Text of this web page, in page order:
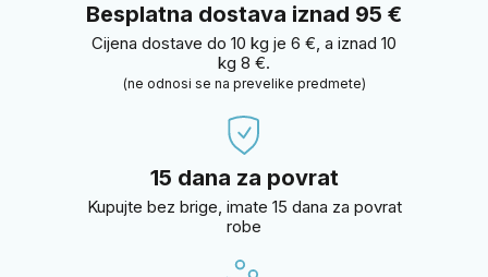
Besplatna dostava iznad 95 €
Cijena dostave do 10 kg je 6 €, a iznad 10
kg 8 €.
(ne odnosi se na prevelike predmete)
15 dana za povrat
Kupujte bez brige, imate 15 dana za povrat
robe